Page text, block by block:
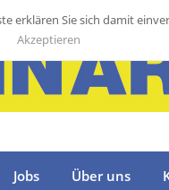
Jobs Über uns
erklären Sie sich damit
Akzeptieren